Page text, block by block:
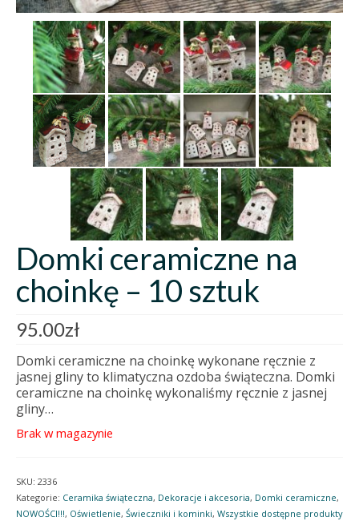
Domki ceramiczne na
choinkę – 10 sztuk
95.00zł
Domki ceramiczne na choinkę wykonane ręcznie z
jasnej gliny to klimatyczna ozdoba świąteczna. Domki
ceramiczne na choinkę wykonaliśmy ręcznie z jasnej
gliny…
Brak w magazynie
SKU: 2336
Kategorie: Ceramika świąteczna, Dekoracje i akcesoria, Domki ceramiczne,
NOWOŚCI!!!, Oświetlenie, Świeczniki i kominki, Wszystkie dostępne produkty